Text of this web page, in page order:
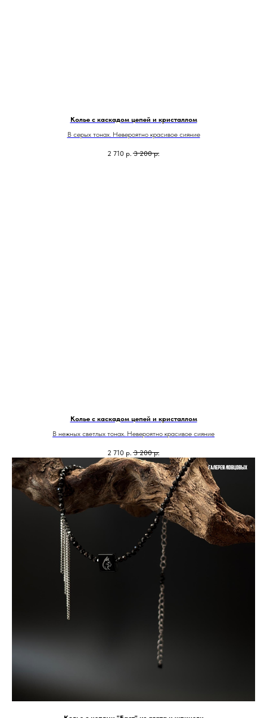
Колье с каскадом цепей и кристаллом
В серых тонах. Невероятно красивое сияние
2 710 р. 3 200 р.
Колье с каскадом цепей и кристаллом
В нежных светлых тонах. Невероятно красивое сияние
2 710 р. 3 200 р.